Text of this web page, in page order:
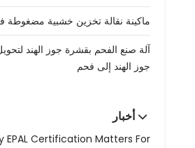
ماكينة نقالة تخزين خشبية مضغوطة
آلة صنع الفحم بقشرة جوز الهند
جوز الهند إلى فحم
أخبار
EPAL Certification Matters For